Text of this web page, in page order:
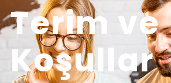
Terim ve
Koşullar